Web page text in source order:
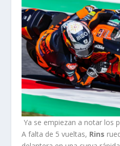
Ya se empiezan a notar los
A falta de 5 vueltas, Rins